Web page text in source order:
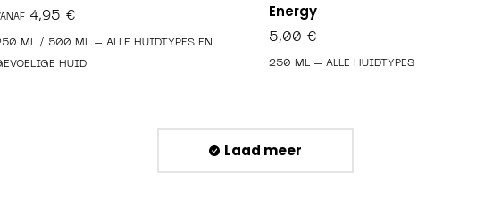
€
ML / 500 ML – ALLE HUIDTYPES EN
HUID
Energy
5,00 €
250 ML – ALLE HUIDTYPES
Laad meer